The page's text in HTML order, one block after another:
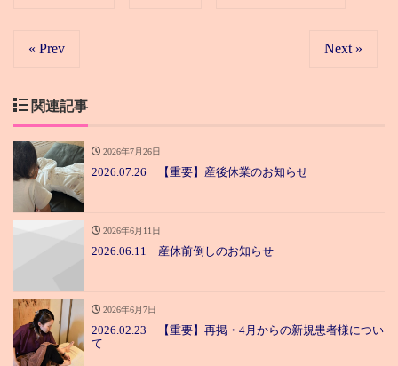
« Prev Next »
関連記事
2026年7月26日
2026.07.26 【重要】産後休業のお知らせ
2026年6月11日
2026.06.11 産休前倒しのお知らせ
2026年6月7日
2026.02.23 【重要】再掲・4月からの新規患者様につい
て